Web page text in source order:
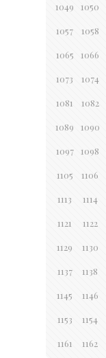
1049 1050
1057 1058
1065 1066
1073 1074
1081 1082
1089 1090
1097 1098
1105 1106
1113 1114
1121 1122
1129 1130
1137 1138
1145 1146
1153 1154
1161 1162